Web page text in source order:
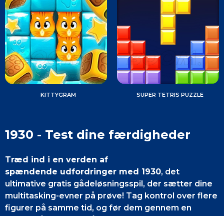
KITTYGRAM SUPER TETRIS PUZZLE
1930 - Test dine færdigheder
Træd ind i en verden af
spændende udfordringer med 1930, det
ultimative gratis gådeløsningsspil, der sætter dine
multitasking-evner på prøve! Tag kontrol over flere
figurer på samme tid, og før dem gennem en